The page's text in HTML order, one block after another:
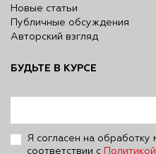
Новые статьи
Публичные обсуждения
Авторский взгляд
БУДЬТЕ В КУРСЕ
Я согласен на
соответствии с